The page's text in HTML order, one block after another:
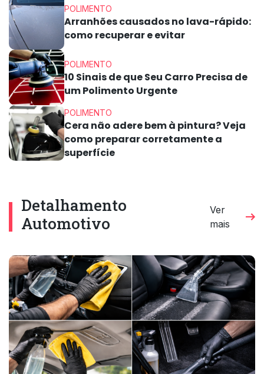
Muitas pessoas acreditam que polir e encerar são a
[…]
POLIMENTO
Arranhões causados no lava-rápido:
como recuperar e evitar
POLIMENTO
10 Sinais de que Seu Carro Precisa de
um Polimento Urgente
POLIMENTO
Cera não adere bem à pintura? Veja
como preparar corretamente a
superfície
Detalhamento
Automotivo
Ver
mais